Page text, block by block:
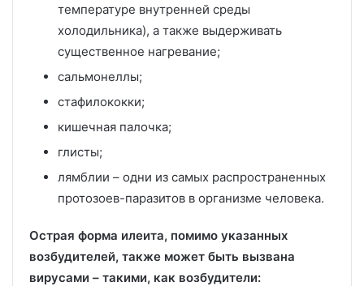
температуре внутренней среды
холодильника), а также выдерживать
существенное нагревание;
сальмонеллы;
стафилококки;
кишечная палочка;
глисты;
лямблии – одни из самых распространенных
протозоев-паразитов в организме человека.
Острая форма илеита, помимо указанных
возбудителей, также может быть вызвана
вирусами – такими, как возбудители: